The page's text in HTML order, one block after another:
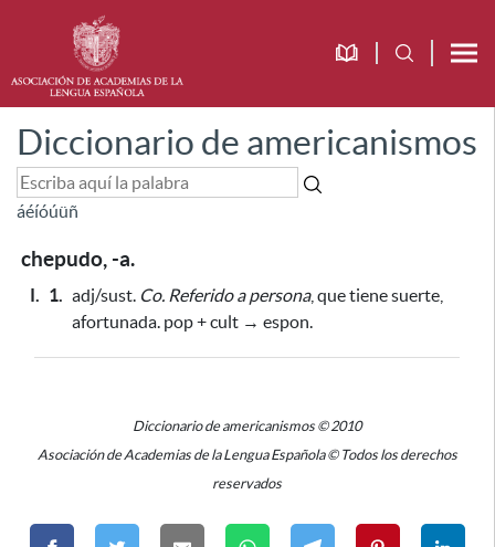
Diccionario de americanismos
áéíóúüñ
chepudo, -a.
I. 1. adj/sust. Co. Referido a persona, que tiene suerte,
afortunada. pop + cult → espon.
Diccionario de americanismos © 2010
Asociación de Academias de la Lengua Española © Todos los derechos
reservados